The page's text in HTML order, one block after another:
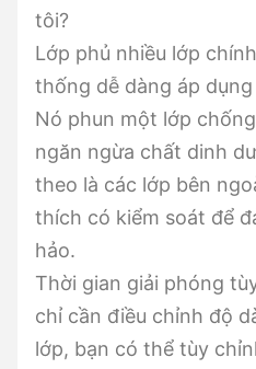
tôi?
Lớp phủ nhiều lớp
thống dễ dàng áp
Nó phun một lớp
ngăn ngừa chất dinh
theo là các lớp bên
thích có kiểm soát để
hảo.
Thời gian giải phóng
chỉ cần điều chỉnh độ
lớp, bạn có thể tùy